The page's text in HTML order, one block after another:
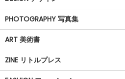
PHOTOGRAPHY 写真集
ART 美術書
ZINE リトルプレス